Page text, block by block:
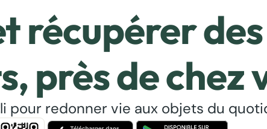
récupérer
près de chez
pour redonner vie aux objets du